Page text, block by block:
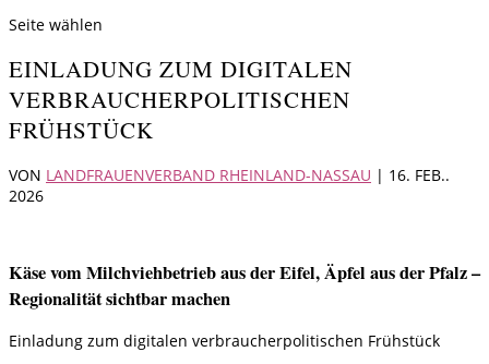
Seite wählen
EINLADUNG ZUM DIGITALEN
VERBRAUCHERPOLITISCHEN
FRÜHSTÜCK
VON LANDFRAUENVERBAND RHEINLAND-NASSAU | 16. FEB..
2026
Käse vom Milchviehbetrieb aus der Eifel, Äpfel aus der Pfalz –
Regionalität sichtbar machen
Einladung zum digitalen verbraucherpolitischen Frühstück